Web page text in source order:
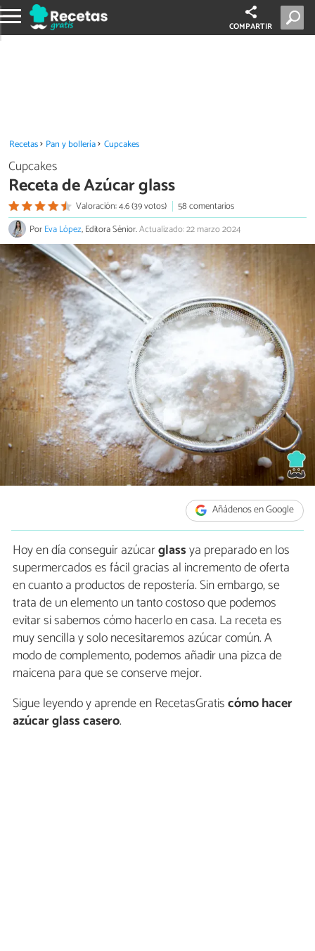
COMPARTIR
Recetas Pan y bollería Cupcakes
Cupcakes
Receta de Azúcar glass
Valoración: 4.6 (39 votos)
58 comentarios
PorEva López, Editora Sénior.Actualizado: 22 marzo 2024
Añádenos en Google
Hoy en día conseguir azúcarglassya preparado en los
supermercados es fácil gracias al incremento de oferta
en cuanto a productos de repostería. Sin embargo, se
trata de un elemento un tanto costoso que podemos
evitar si sabemos cómo hacerlo en casa. La receta es
muy sencilla y solo necesitaremos azúcar común. A
modo de complemento, podemos añadir una pizca de
maicena para que se conserve mejor.
Sigue leyendo y aprende en RecetasGratiscómo hacer
azúcar glass casero.